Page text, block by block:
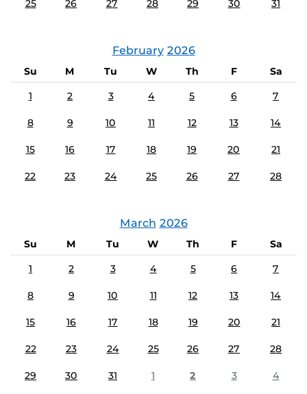
25 26 27 28 29 30 31
February 2026
Su M Tu W Th F
Sa
1
2 3 4 5 6 7
8 9 10 11 12 13 14
15 16 17 18 19 20 21
22 23 24 25 26 27 28
March 2026
Su M Tu W Th F
Sa
1
2 3 4 5 6 7
8 9 10 11 12 13 14
15 16 17 18 19 20 21
22 23 24 25 26 27 28
29 30 31 1 2 3 4